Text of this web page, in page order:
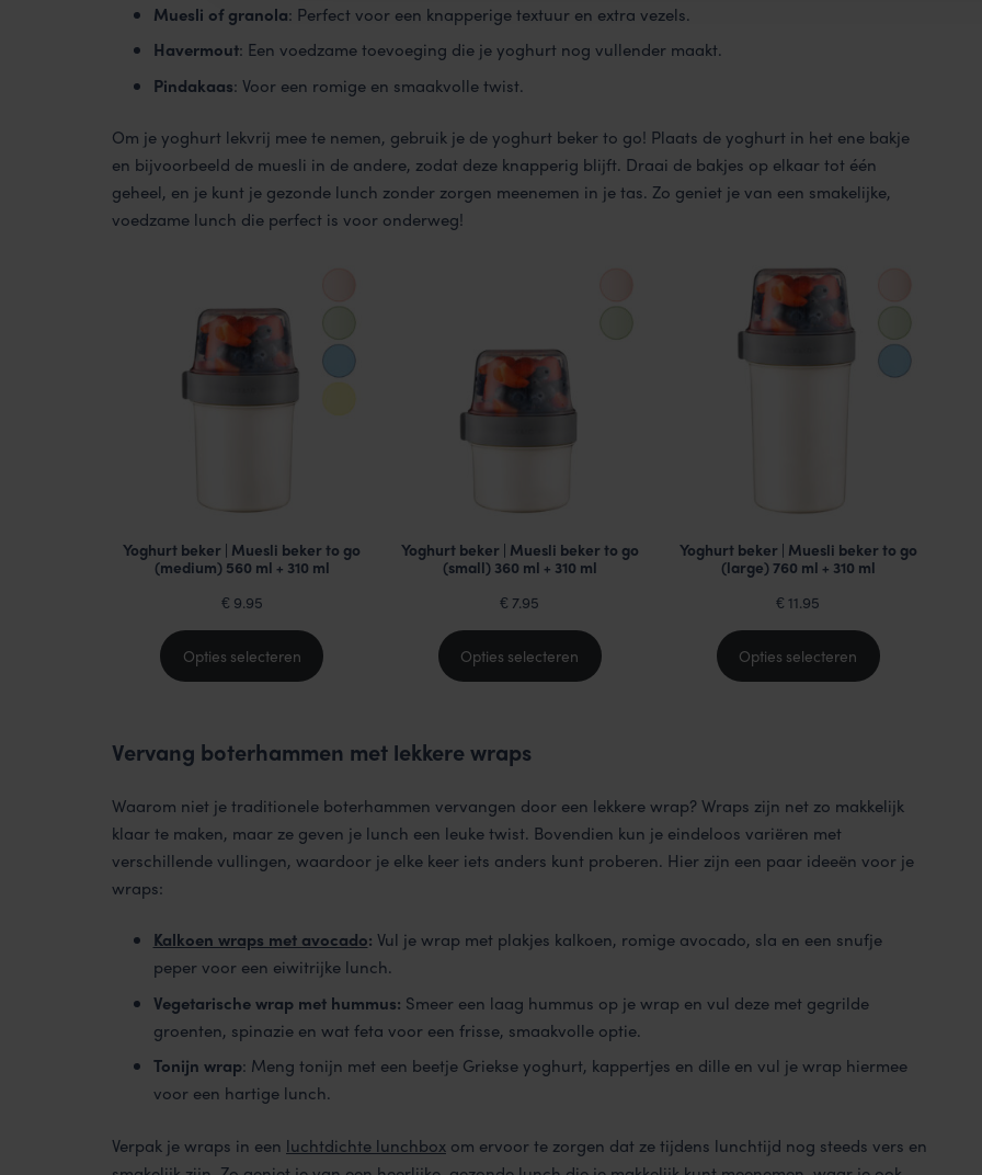
Muesli of granola: Perfect voor een knapperige textuur en extra vezels.
Havermout: Een voedzame toevoeging die je yoghurt nog vullender maakt.
Pindakaas: Voor een romige en smaakvolle twist.
Om je yoghurt lekvrij mee te nemen, gebruik je deyoghurt beker to go! Plaats de yoghurt in het ene bakje
en bijvoorbeeld de muesli in de andere, zodat deze knapperig blijft. Draai de bakjes op elkaar tot één
geheel, en je kunt je gezonde lunch zonder zorgen meenemen in je tas. Zo geniet je van een smakelijke,
voedzame lunch die perfect is voor onderweg!
Yoghurt beker | Muesli beker to go
(medium) 560 ml + 310 ml
€ 9.95
Opties selecteren
Yoghurt beker | Muesli beker to go
(small) 360 ml + 310 ml
€ 7.95
Opties selecteren
Yoghurt beker | Muesli beker to go
(large) 760 ml + 310 ml
€ 11.95
Opties selecteren
Vervang boterhammen met lekkere wraps
Waarom niet je traditionele boterhammen vervangen door een lekkere wrap? Wraps zijn net zo makkelijk
klaar te maken, maar ze geven je lunch een leuke twist. Bovendien kun je eindeloos variëren met
verschillende vullingen, waardoor je elke keer iets anders kunt proberen. Hier zijn een paar ideeën voor je
wraps:
Kalkoen wraps met avocado: Vul je wrap met plakjes kalkoen, romige avocado, sla en een snufje
peper voor een eiwitrijke lunch.
Vegetarische wrap met hummus: Smeer een laag hummus op je wrap en vul deze met gegrilde
groenten, spinazie en wat feta voor een frisse, smaakvolle optie.
Tonijn wrap: Meng tonijn met een beetje Griekse yoghurt, kappertjes en dille en vul je wrap hiermee
voor een hartige lunch.
Verpak je wraps in een luchtdichte lunchbox om ervoor te zorgen dat ze tijdens lunchtijd nog steeds vers en